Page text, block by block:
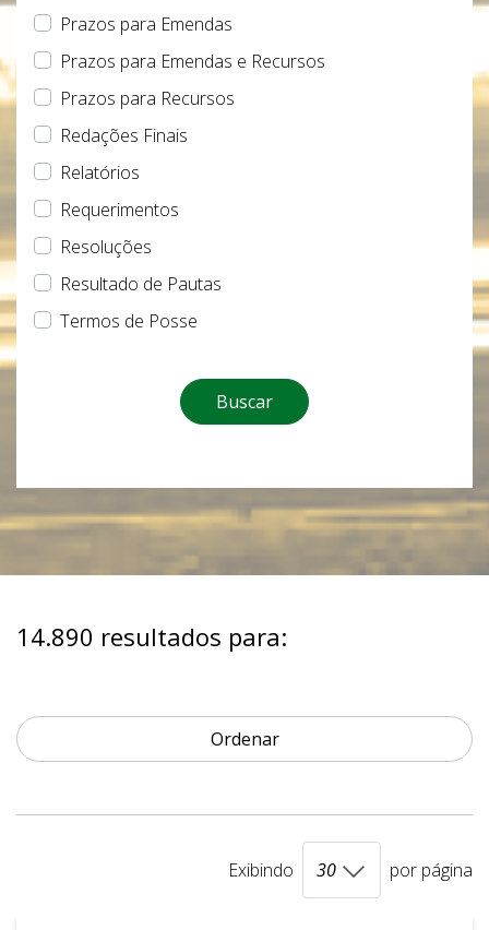
Prazos para Emendas
Prazos para Emendas e Recursos
Prazos para Recursos
Redações Finais
Relatórios
Requerimentos
Resoluções
Resultado de Pautas
Termos de Posse
Buscar
14.890 resultados para:
Ordenar
Exibindo por página